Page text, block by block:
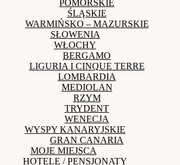
POMORSKIE
ŚLĄSKIE
WARMIŃSKO – MAZURSKIE
SŁOWENIA
WŁOCHY
BERGAMO
LIGURIA I CINQUE TERRE
LOMBARDIA
MEDIOLAN
RZYM
TRYDENT
WENECJA
WYSPY KANARYJSKIE
GRAN CANARIA
MOJE MIEJSCA
HOTELE / PENSJONATY